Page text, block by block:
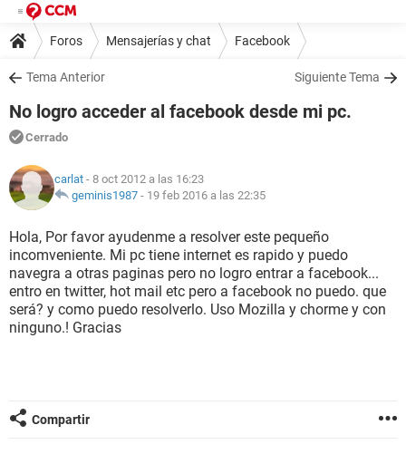
Foros Mensajerías y chat Facebook
Tema Anterior Siguiente Tema
No logro acceder al facebook desde mi pc.
Cerrado
carlat - 8 oct 2012 a las 16:23
geminis1987 - 19 feb 2016 a las 22:35
Hola, Por favor ayudenme a resolver este pequeño
incomveniente. Mi pc tiene internet es rapido y puedo
navegra a otras paginas pero no logro entrar a facebook...
entro en twitter, hot mail etc pero a facebook no puedo. que
será? y como puedo resolverlo. Uso Mozilla y chorme y con
ninguno.! Gracias
Compartir